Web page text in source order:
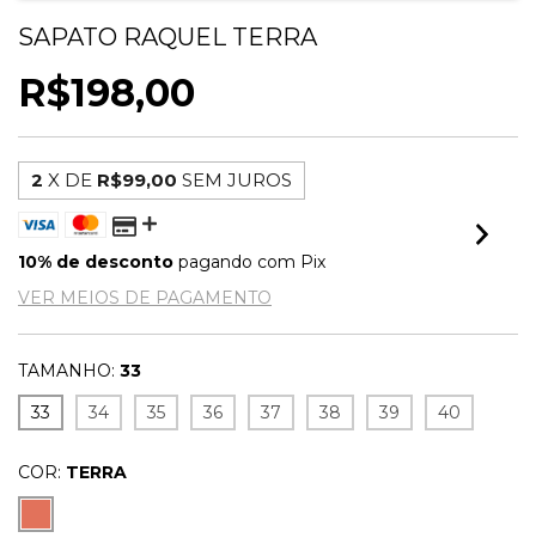
SAPATO RAQUEL TERRA
R$198,00
2 X DE R$99,00 SEM JUROS
10% de desconto pagando com Pix
VER MEIOS DE PAGAMENTO
TAMANHO: 33
33
34 35 36 37 38 39 40
COR: TERRA